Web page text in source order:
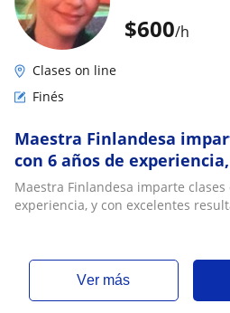
$600/h
Clases on line
Finés
Maestra Finlandesa
con 6 años de
resultados con sus
Maestra Finlandesa imparte clases
experiencia, y con excelentes
ver más